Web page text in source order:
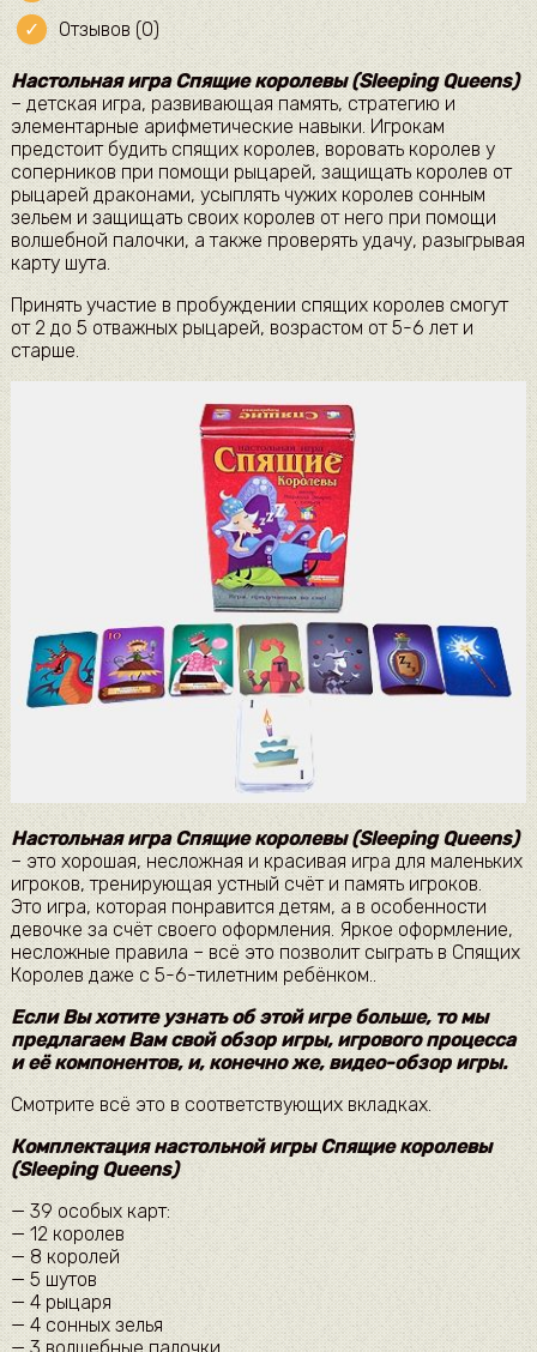
Отзывов (0)
Настольная игра Спящие королевы (Sleeping Queens)
– детская игра, развивающая память, стратегию и
элементарные арифметические навыки. Игрокам
предстоит будить спящих королев, воровать королев у
соперников при помощи рыцарей, защищать королев от
рыцарей драконами, усыплять чужих королев сонным
зельем и защищать своих королев от него при помощи
волшебной палочки, а также проверять удачу, разыгрывая
карту шута.
Принять участие в пробуждении спящих королев смогут
от 2 до 5 отважных рыцарей, возрастом от 5-6 лет и
старше.
Настольная игра Спящие королевы (Sleeping Queens)
– это хорошая, несложная и красивая игра для маленьких
игроков, тренирующая устный счёт и память игроков.
Это игра, которая понравится детям, а в особенности
девочке за счёт своего оформления. Яркое оформление,
несложные правила – всё это позволит сыграть в Спящих
Королев даже с 5-6-тилетним ребёнком..
Если Вы хотите узнать об этой игре больше, то мы
предлагаем Вам свой обзор игры, игрового процесса
и её компонентов, и, конечно же, видео-обзор игры.
Смотрите всё это в соответствующих вкладках.
Комплектация настольной игры Спящие королевы
(Sleeping Queens)
— 39 особых карт:
— 12 королев
— 8 королей
— 5 шутов
— 4 рыцаря
— 4 сонных зелья